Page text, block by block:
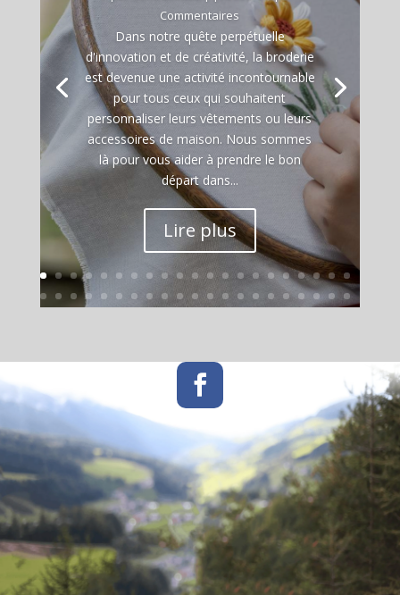
Commentaires
Dans notre quête perpétuelle
d'innovation et de créativité, la broderie
est devenue une activité incontournable
pour tous ceux qui souhaitent
personnaliser leurs vêtements ou leurs
accessoires de maison. Nous sommes
là pour vous aider à prendre le bon
départ dans...
Lire plus